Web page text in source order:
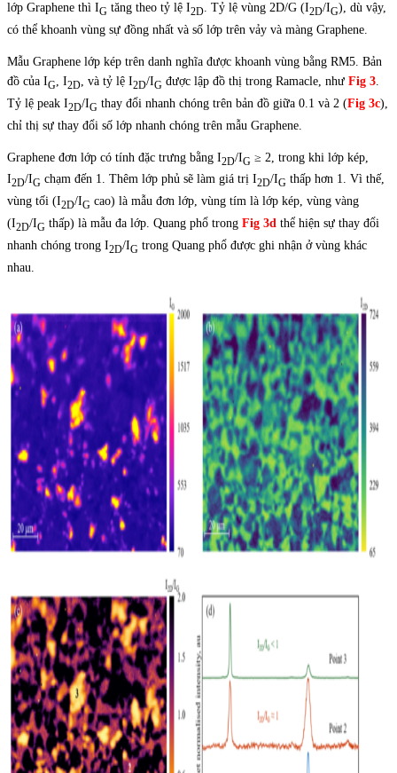
lớp Graphene thì IG tăng theo tỷ lệ I2D. Tỷ lệ vùng 2D/G (I2D/IG), dù vậy,
có thể khoanh vùng sự đồng nhất và số lớp trên vảy và màng Graphene.
Mẫu Graphene lớp kép trên danh nghĩa được khoanh vùng bằng RM5. Bản
đồ của IG, I2D, và tỷ lệ I2D/IG được lập đồ thị trong Ramacle, như Fig 3.
Tỷ lệ peak I2D/IG thay đổi nhanh chóng trên bản đồ giữa 0.1 và 2 (Fig 3c),
chỉ thị sự thay đổi số lớp nhanh chóng trên mẫu Graphene.
Graphene đơn lớp có tính đặc trưng bằng I2D/IG ≥ 2, trong khi lớp kép,
I2D/IG chạm đến 1. Thêm lớp phủ sẽ làm giá trị I2D/IG thấp hơn 1. Vì thế,
vùng tối (I2D/IG cao) là mẫu đơn lớp, vùng tím là lớp kép, vùng vàng
(I2D/IG thấp) là mẫu đa lớp. Quang phổ trong Fig 3d thể hiện sự thay đổi
nhanh chóng trong I2D/IG trong Quang phổ được ghi nhận ở vùng khác
nhau.